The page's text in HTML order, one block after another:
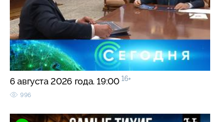
6 августа 2026 года. 19:00 16+
996